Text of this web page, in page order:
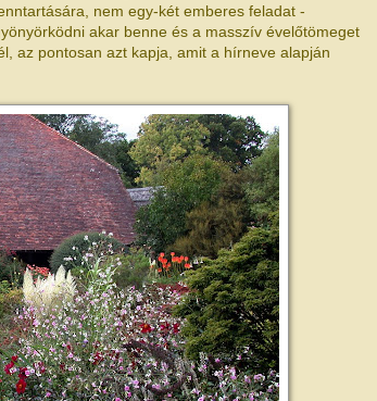
nem egy-két emberes feladat -
akar benne és a masszív évelőtömeget
az pontosan azt kapja, amit a hírneve alapján